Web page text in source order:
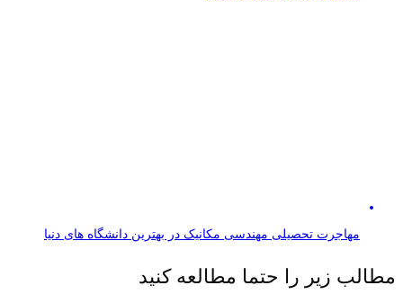
مهاجرت تحصیلی مهندسی مکانیک در بهترین دانشگاه های دنیا
مطالب زیر را حتما مطالعه کنید